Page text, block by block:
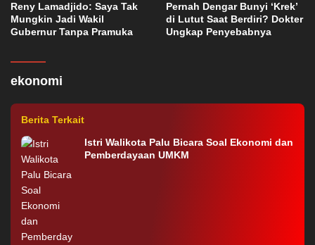
Reny Lamadjido: Saya Tak
Mungkin Jadi Wakil
Gubernur Tanpa Pramuka
Pernah Dengar Bunyi ‘Krek’
di Lutut Saat Berdiri? Dokter
Ungkap Penyebabnya
ekonomi
Nasional Utama
Minggu, 28 Agustus
Konflik Rusia-Ukraina, Kenaikan Harga
BBM Tidak Bisa Dihindari
Berita Terkait
Istri Walikota Palu Bicara Soal Ekonomi dan
Pemberdayaan UMKM